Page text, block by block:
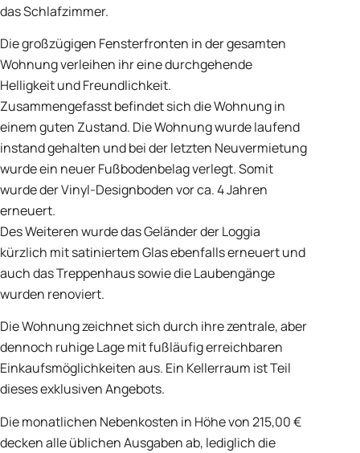
das Schlafzimmer.
Die großzügigen Fensterfronten in der gesamten
Wohnung verleihen ihr eine durchgehende
Helligkeit und Freundlichkeit.
Zusammengefasst befindet sich die Wohnung in
einem guten Zustand. Die Wohnung wurde laufend
instand gehalten und bei der letzten Neuvermietung
wurde ein neuer Fußbodenbelag verlegt. Somit
wurde der Vinyl-Designboden vor ca. 4 Jahren
erneuert.
Des Weiteren wurde das Geländer der Loggia
kürzlich mit satiniertem Glas ebenfalls erneuert und
auch das Treppenhaus sowie die Laubengänge
wurden renoviert.
Die Wohnung zeichnet sich durch ihre zentrale, aber
dennoch ruhige Lage mit fußläufig erreichbaren
Einkaufsmöglichkeiten aus. Ein Kellerraum ist Teil
dieses exklusiven Angebots.
Die monatlichen Nebenkosten in Höhe von 215,00 €
decken alle üblichen Ausgaben ab, lediglich die